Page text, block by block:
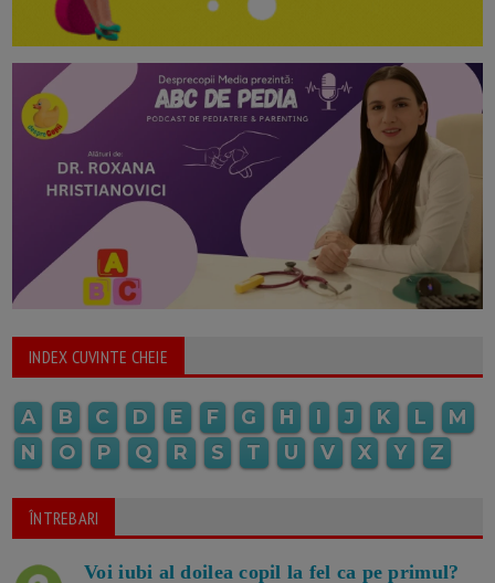
INDEX CUVINTE CHEIE
A B C D E F G H I J K L
M
N
O P Q R S T U V X Y Z
ÎNTREBARI
Voi iubi al doilea copil la fel ca pe primul?